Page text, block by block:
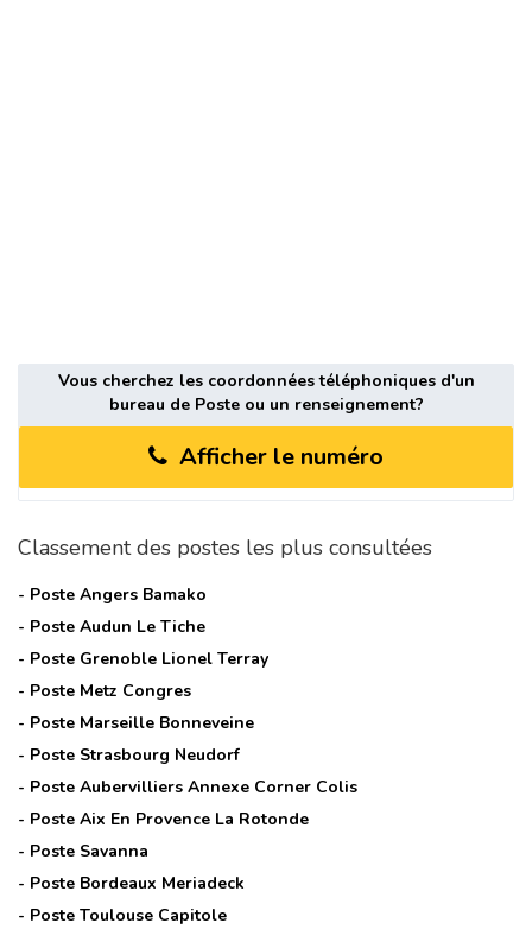
Vous cherchez les coordonnées téléphoniques d'un
bureau de Poste ou un renseignement?
Afficher le numéro
Classement des postes les plus consultées
- Poste Angers Bamako
- Poste Audun Le Tiche
- Poste Grenoble Lionel Terray
- Poste Metz Congres
- Poste Marseille Bonneveine
- Poste Strasbourg Neudorf
- Poste Aubervilliers Annexe Corner Colis
- Poste Aix En Provence La Rotonde
- Poste Savanna
- Poste Bordeaux Meriadeck
- Poste Toulouse Capitole